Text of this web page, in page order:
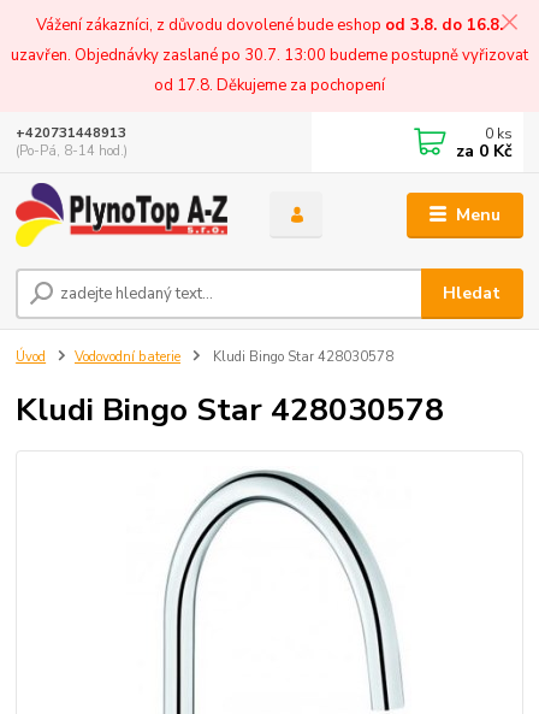
Vážení zákazníci, z důvodu dovolené bude eshop od 3.8. do 16.8.
uzavřen. Objednávky zaslané po 30.7. 13:00 budeme postupně vyřizovat
od 17.8. Děkujeme za pochopení
Menu
Hledat
+420731448913
(Po-Pá, 8-14 hod.)
0 ks
za 0 Kč
Úvod Vodovodní baterie Kludi Bingo Star 428030578
Kludi Bingo Star 428030578